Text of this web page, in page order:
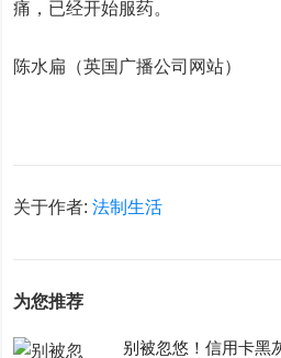
痛，已经开始服药。
陈水扁（英国广播公司网站）
关于作者:法制生活
为您推荐
别被忽悠！信用卡黑